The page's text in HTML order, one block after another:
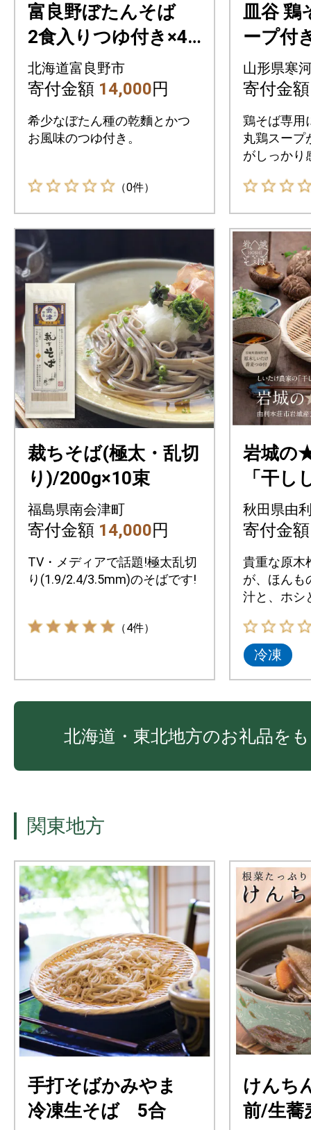
富良野ぼたんそば
2食入りつゆ付き×4
箱ギフト
北海道富良野市
寄付金額 14,000円
希少なぼたん種の乾麵とかつ
お風味のつゆ付き。
（0件）
皿谷 鶏
ープ付
12-F39
山形県寒
寄付金
鶏そば専用
丸鶏スープ
がしっか
裁ちそば(極太・乱切
り)/200g×10束
福島県南会津町
寄付金額 14,000円
TV・メディアで話題!極太乱切
り(1.9/2.4/3.5mm)のそばです!
（4件）
岩城の
「干し
汁」で
麦
町農園
秋田県由
寄付金
貴重な原木
が、ほんも
汁と、ホシ
冷凍
北海道・東北地方のお礼品を
関東地方
手打そばかみやま
冷凍生そば 5合
けんち
前/生蕎